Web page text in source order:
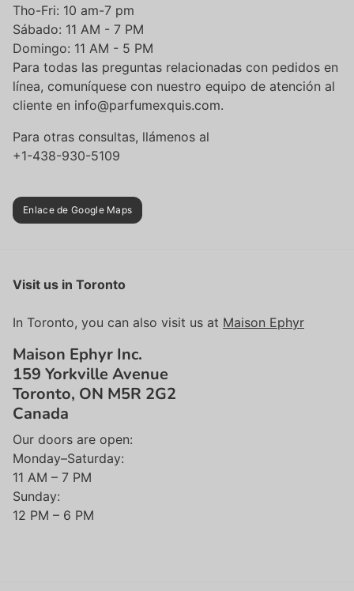
Tho-Fri: 10 am-7 pm
Sábado: 11 AM - 7 PM
Domingo: 11 AM - 5 PM
Para todas las preguntas relacionadas con pedidos en
línea, comuníquese con nuestro equipo de atención al
cliente en info@parfumexquis.com.
Para otras consultas, llámenos al
+1-438-930-5109
Enlace de Google Maps
Visit us in Toronto
In Toronto, you can also visit us at Maison Ephyr
Maison Ephyr Inc.
159 Yorkville Avenue
Toronto, ON M5R 2G2
Canada
Our doors are open:
Monday–Saturday:
11 AM – 7 PM
Sunday:
12 PM – 6 PM